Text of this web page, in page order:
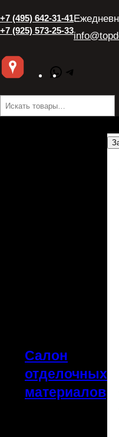
+7 (495) 642-31-41
+7 (925) 573-25-33
WhatsApp
Поиск
Салон
отделочных
материалов